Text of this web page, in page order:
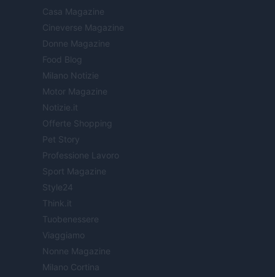
Casa Magazine
Cineverse Magazine
Donne Magazine
Food Blog
Milano Notizie
Motor Magazine
Notizie.it
Offerte Shopping
Pet Story
Professione Lavoro
Sport Magazine
Style24
Think.it
Tuobenessere
Viaggiamo
Nonne Magazine
Milano Cortina